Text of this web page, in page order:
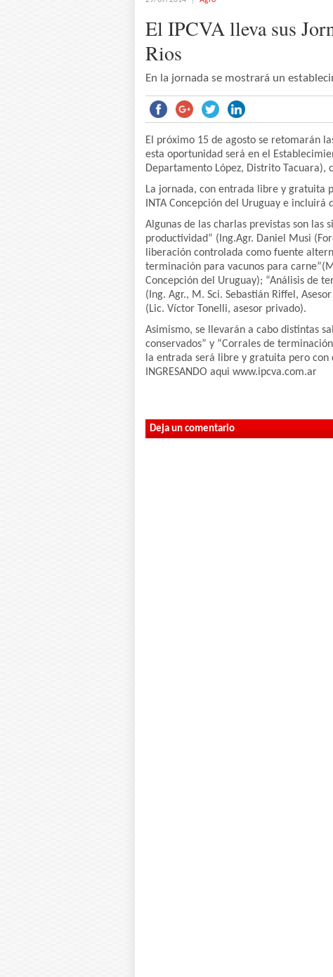
El IPCVA lleva sus
Rios
En la jornada se mostrará un
El próximo 15 de agosto se retomarán
esta oportunidad será en el
Departamento López, Distrito
La jornada, con entrada libre y gratuita
INTA Concepción del Uruguay e
Algunas de las charlas previstas son las
productividad” (Ing.Agr. Daniel Musi
liberación controlada como fuente
terminación para vacunos para
Concepción del Uruguay); “Análisis de
(Ing. Agr., M. Sci. Sebastián Riffel,
(Lic. Víctor Tonelli, asesor privado).
Asimismo, se llevarán a cabo distintas
conservados” y “Corrales de
la entrada será libre y gratuita pero
INGRESANDO aqui www.ipcva.com.ar
Deja un comentario